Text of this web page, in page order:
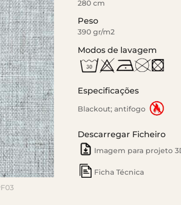
280 cm
Peso
390 gr/m2
Modos de lavagem
Especificações
Blackout; antifogo
Descarregar Ficheiro
Imagem para projeto
Ficha Técnica